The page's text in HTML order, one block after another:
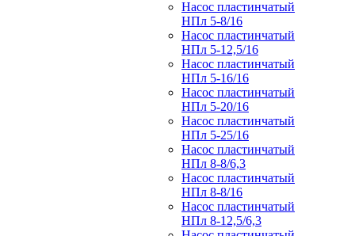
Насос пластинчатый
НПл 5-8/16
Насос пластинчатый
НПл 5-12,5/16
Насос пластинчатый
НПл 5-16/16
Насос пластинчатый
НПл 5-20/16
Насос пластинчатый
НПл 5-25/16
Насос пластинчатый
НПл 8-8/6,3
Насос пластинчатый
НПл 8-8/16
Насос пластинчатый
НПл 8-12,5/6,3